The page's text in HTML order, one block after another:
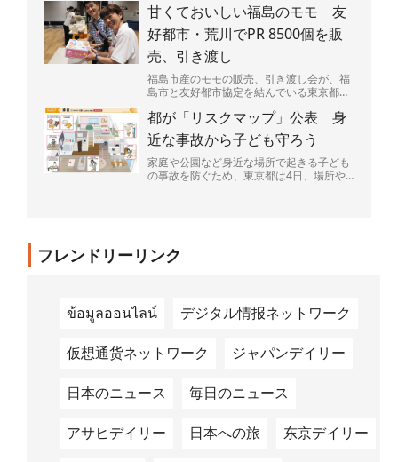
売り上げの一部は、...
甘くておいしい福島のモモ 友
好都市・荒川でPR 8500個を販
売、引き渡し
福島市産のモモの販売、引き渡し会が、福
島市と友好都市協定を結んでいる東京都荒
た箱を持ち帰っていた...
都が「リスクマップ」公表 身
近な事故から子ども守ろう
家庭や公園など身近な場所で起きる子ども
の事故を防ぐため、東京都は4日、場所や
フレンドリーリンク
ข้อมูลออนไลน์ デジタル情报ネットワーク
仮想通货ネットワーク ジャパンデイリー
日本のニュース 毎日のニュース
アサヒデイリー 日本への旅 东京デイリー